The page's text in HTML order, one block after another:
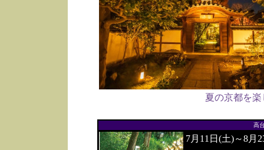
夏の京都を
高
7月11日(土)～8月